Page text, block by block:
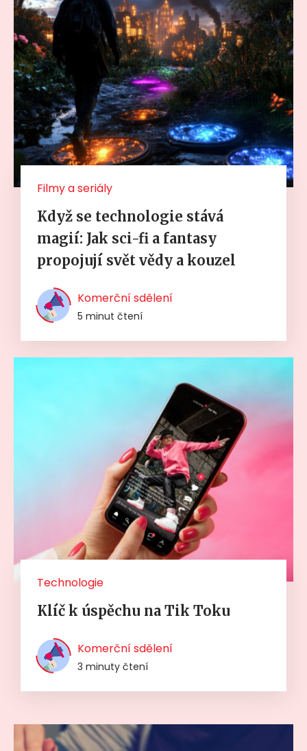
Filmy a seriály
Když se technologie stává
magií: Jak sci-fi a fantasy
propojují svět vědy a kouzel
Komerční sdělení
5 minut čtení
Technologie
Klíč k úspěchu na Tik Toku
Komerční sdělení
3 minuty čtení